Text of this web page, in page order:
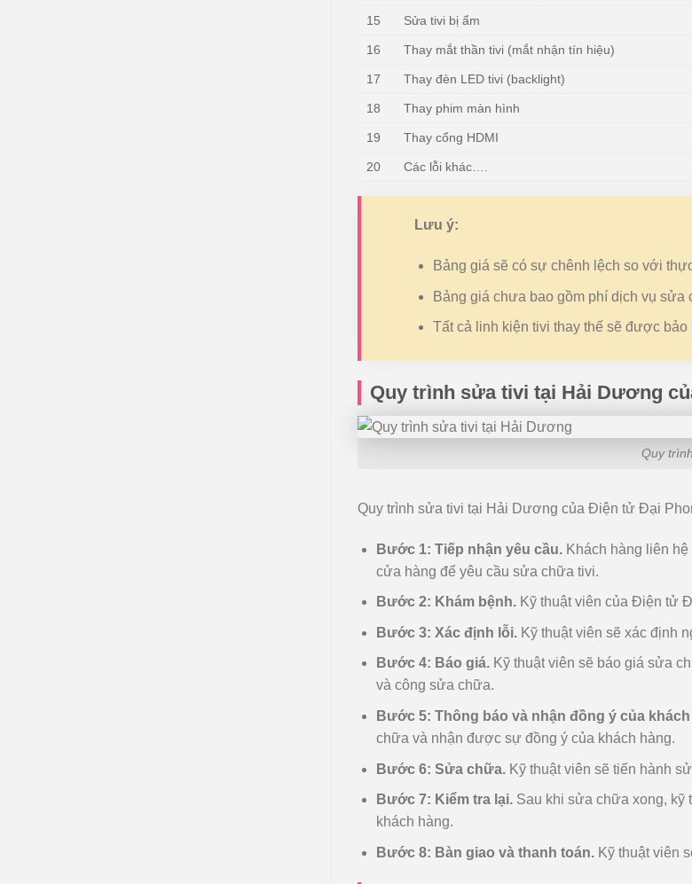
15 Sửa tivi bị ẩm
16 Thay mắt thần tivi (mắt nhận tín hiệu)
17 Thay đèn LED tivi (backlight)
18 Thay phim màn hình
19 Thay cổng HDMI
20 Các lỗi khác….
Lưu ý:
Bảng giá sẽ có sự chênh lệch so với
Bảng giá chưa bao gồm phí dịch vụ sửa
Tất cả linh kiện tivi thay thế sẽ được
Quy trình sửa tivi tại Hải Dương
Quy
Quy trình sửa tivi tại Hải Dương của Điện tử Đại
Bước 1: Tiếp nhận yêu cầu.Khách hàng liên
cửa hàng để yêu cầu sửa chữa tivi.
Bước 2: Khám bệnh.Kỹ thuật viên của Điện tử
Bước 3: Xác định lỗi.Kỹ thuật viên sẽ xác định
Bước 4: Báo giá.Kỹ thuật viên sẽ báo giá sửa
và công sửa chữa.
Bước 5: Thông báo và nhận đồng ý của
chữa và nhận được sự đồng ý của khách hàng.
Bước 6: Sửa chữa.Kỹ thuật viên sẽ tiến hành
Bước 7: Kiểm tra lại.Sau khi sửa chữa xong, kỹ
khách hàng.
Bước 8: Bàn giao và thanh toán.Kỹ thuật viên